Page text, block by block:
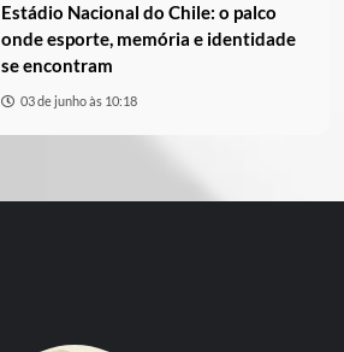
Estádio Nacional do Chile: o palco
onde esporte, memória e identidade
se encontram
03 de junho às 10:18